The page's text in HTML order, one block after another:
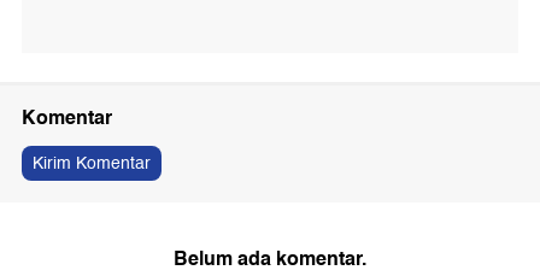
Komentar
Kirim Komentar
Belum ada komentar.